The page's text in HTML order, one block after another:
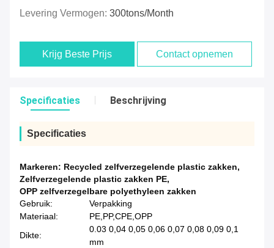
Levering Vermogen: 300tons/Month
Krijg Beste Prijs Contact opnemen
Specificaties Beschrijving
Specificaties
Markeren: Recycled zelfverzegelende plastic zakken,
Zelfverzegelende plastic zakken PE,
OPP zelfverzegelbare polyethyleen zakken
Gebruik:
Verpakking
Materiaal:
PE,PP,CPE,OPP
Dikte:
0.03 0,04 0,05 0,06 0,07 0,08 0,09 0,1
mm